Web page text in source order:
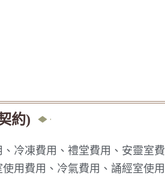
約)
冷凍費用、禮堂費用、安靈室費
用費用、冷氣費用、誦經室使用